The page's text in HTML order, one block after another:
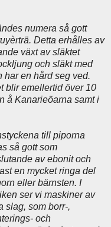
numera så gott
Detta erhålles av
växt av släktet
och släkt med
har en hård seg ved.
blir emellertid över 10
å Kanarieöarna samt i
till piporna
så gott som
av ebonit och
en mycket ringa del
eller bärnsten. I
ser vi maskiner av
slag, som borr-,
och